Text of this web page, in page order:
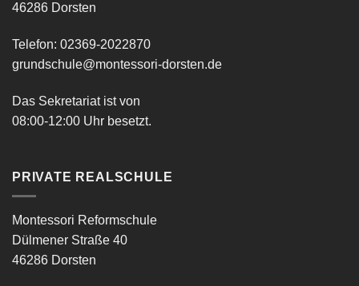
46286 Dorsten
Telefon: 02369-2022870
grundschule@montessori-dorsten.de
Das Sekretariat ist von
08:00-12:00 Uhr besetzt.
PRIVATE REALSCHULE
Montessori Reformschule
Dülmener Straße 40
46286 Dorsten